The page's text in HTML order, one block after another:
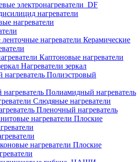
электронагреватели_DF
нагреватели
нагреватели
Керамические
Каптоновые нагреватели
Нагреватели зеркал
Полиэстровый
Полиамидный нагреватель
Слюдяные нагреватели
Пленочный нагреватель
Плоские
Плоские